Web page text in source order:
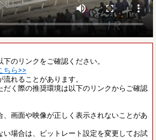
のリンクをご確認ください。
ちら>>
れることがあります。
だく際の推奨環境は以下のリンクからご確認
画面や映像が正しく表示されないことがあ
い場合は、ビットレート設定を変更してお試